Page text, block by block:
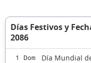
Días Festivos y
2086
1 Dom Día Mundial